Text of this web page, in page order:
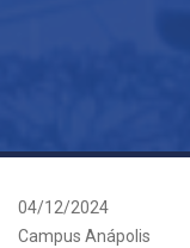
04/12/2024
Campus Anápolis